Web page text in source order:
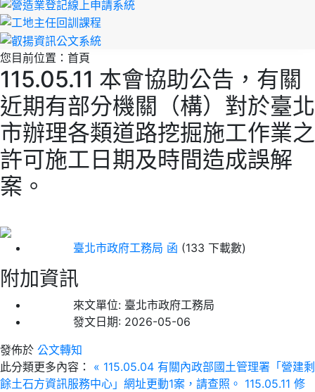
您目前位置： 首頁
115.05.11 本會協助公告，有關
近期有部分機關（構）對於臺北
市辦理各類道路挖掘施工作業之
許可施工日期及時間造成誤解
案。
臺北市政府工務局 函 (133 下載數)
附加資訊
來文單位: 臺北市政府工務局
發文日期: 2026-05-06
發佈於 公文轉知
此分類更多內容：
« 115.05.04 有關內政部國土管理署「營建剩
餘土石方資訊服務中心」網址更動1案，請查照。 115.05.11 修